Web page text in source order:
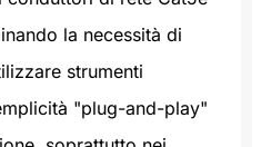
la necessità di
strumenti
"plug-and-play"